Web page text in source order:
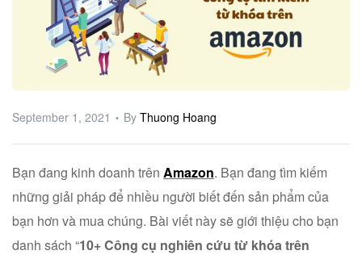
September 1, 2021 By Thuong Hoang
Bạn đang kinh doanh trên Amazon. Bạn đang tìm kiếm
những giải pháp để nhiều người biết đến sản phẩm của
bạn hơn và mua chúng. Bài viết này sẽ giới thiệu cho bạn
danh sách “10+ Công cụ nghiên cứu từ khóa trên